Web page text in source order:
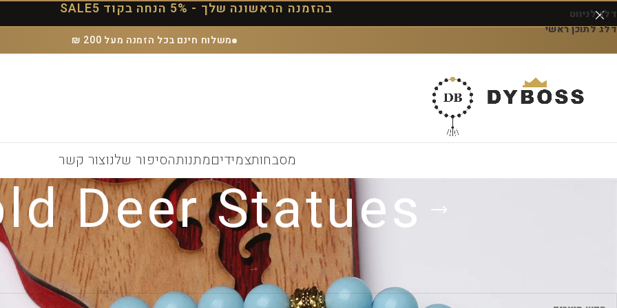
דלג לניווט
דלג לתוכן ראשי
בהזמנה הראשונה שלך - 5% הנחה בקוד SALE5
משלוח חינם בכל הזמנה מעל 200 ₪
מסבחותצמידיםמתנותהסיפור שלנוצור קשר
Deer Statues